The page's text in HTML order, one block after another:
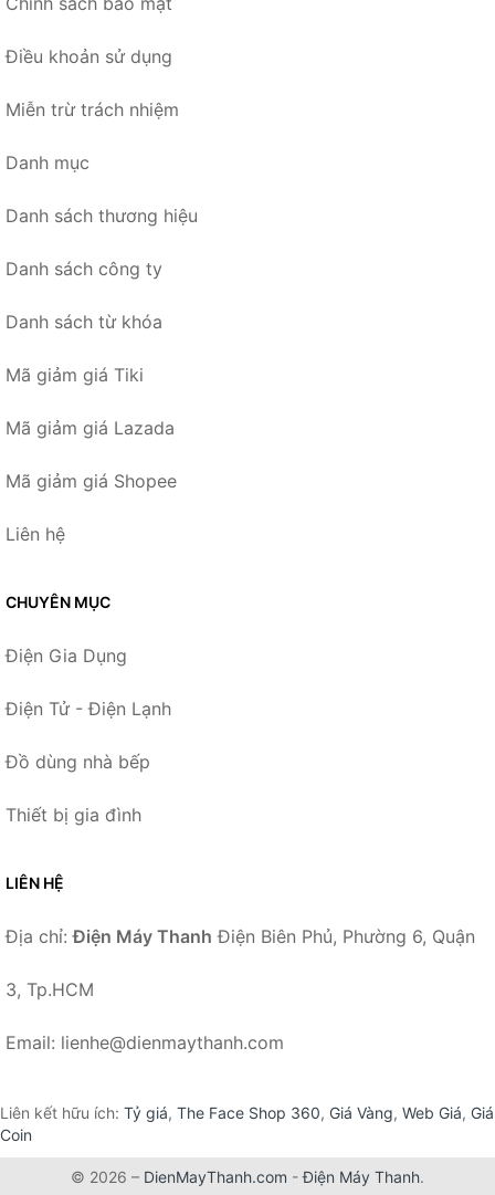
Điều khoản sử dụng
Miễn trừ trách nhiệm
Danh mục
Danh sách thương hiệu
Danh sách công ty
Danh sách từ khóa
Mã giảm giá Tiki
Mã giảm giá Lazada
Mã giảm giá Shopee
Liên hệ
CHUYÊN MỤC
Điện Gia Dụng
Điện Tử - Điện Lạnh
Đồ dùng nhà bếp
Thiết bị gia đình
LIÊN HỆ
Địa chỉ:Điện Máy Thanh Điện Biên Phủ, Phường 6, Quận
3, Tp.HCM
Email: lienhe@dienmaythanh.com
Liên kết hữu ích: Tỷ giá, The Face Shop 360, Giá Vàng, Web Giá, Giá
Coin
© 2026 – DienMayThanh.com -Điện Máy Thanh.